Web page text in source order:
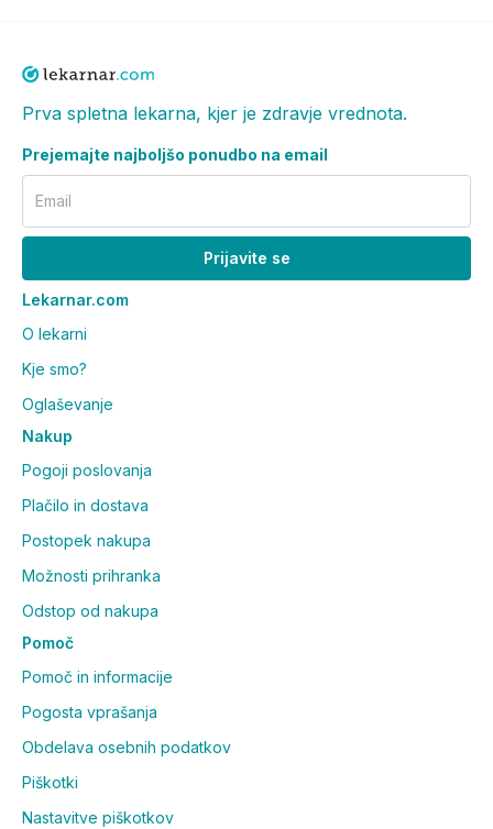
Prva spletna lekarna, kjer je zdravje vrednota.
Prejemajte najboljšo ponudbo na email
Email
Prijavite se
Lekarnar.com
O lekarni
Kje smo?
Oglaševanje
Nakup
Pogoji poslovanja
Plačilo in dostava
Postopek nakupa
Možnosti prihranka
Odstop od nakupa
Pomoč
Pomoč in informacije
Pogosta vprašanja
Obdelava osebnih podatkov
Piškotki
Nastavitve piškotkov